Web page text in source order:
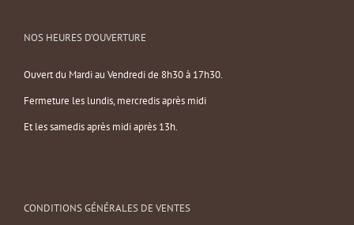
NOS HEURES D’OUVERTURE
Ouvert du Mardi au Vendredi de 8h30 à 17h30.
Fermeture les lundis, mercredis après midi
Et les samedis après midi après 13h.
CONDITIONS GÉNÉRALES DE VENTES